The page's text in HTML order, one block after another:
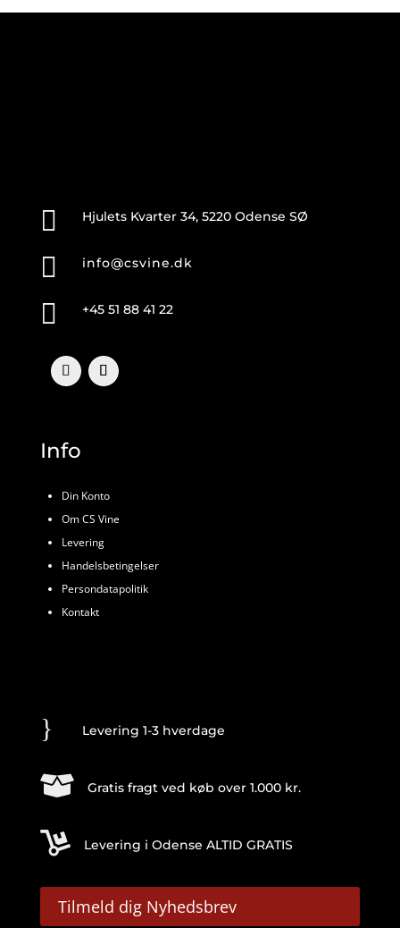
 Hjulets Kvarter 34, 5220 Odense SØ
 info@csvine.dk
 +45 51 88 41 22
Info
Din Konto
Om CS Vine
Levering
Handelsbetingelser
Persondatapolitik
Kontakt
} Levering 1-3 hverdage
 Gratis fragt ved køb over 1.000 kr.
 Levering i Odense ALTID GRATIS
Tilmeld dig Nyhedsbrev